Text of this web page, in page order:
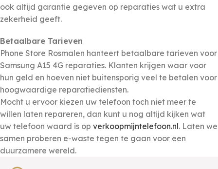
ook altijd garantie gegeven op reparaties wat u extra
zekerheid geeft.
Betaalbare Tarieven
Phone Store Rosmalen hanteert betaalbare tarieven voor
Samsung A15 4G reparaties. Klanten krijgen waar voor
hun geld en hoeven niet buitensporig veel te betalen voor
hoogwaardige reparatiediensten.
Mocht u ervoor kiezen uw telefoon toch niet meer te
willen laten repareren, dan kunt u nog altijd kijken wat
uw telefoon waard is op verkoopmijntelefoon.nl. Laten we
samen proberen e-waste tegen te gaan voor een
duurzamere wereld.